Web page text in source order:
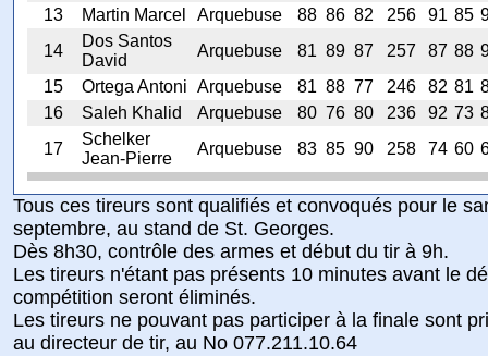
13
Martin Marcel Arquebuse 88 86 82 256 91 85
14
Dos Santos
David
Arquebuse 81 89 87 257 87 88
15
Ortega Antoni Arquebuse 81 88 77 246 82 81
16
Saleh Khalid Arquebuse 80 76 80 236 92 73
17
Schelker
Jean-Pierre
Arquebuse 83 85 90 258 74 60
Tous ces tireurs sont qualifiés et convoqués pour le
septembre, au stand de St. Georges.
Dès 8h30, contrôle des armes et début du tir à 9h.
Les tireurs n'étant pas présents 10 minutes avant le
compétition seront éliminés.
Les tireurs ne pouvant pas participer à la finale sont
au directeur de tir, au No 077.211.10.64